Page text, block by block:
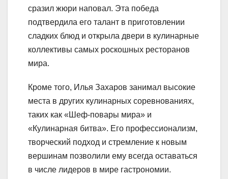
сразил жюри наповал. Эта победа
подтвердила его талант в приготовлении
сладких блюд и открыла двери в кулинарные
коллективы самых роскошных ресторанов
мира.
Кроме того, Илья Захаров занимал высокие
места в других кулинарных соревнованиях,
таких как «Шеф-повары мира» и
«Кулинарная битва». Его профессионализм,
творческий подход и стремление к новым
вершинам позволили ему всегда оставаться
в числе лидеров в мире гастрономии.